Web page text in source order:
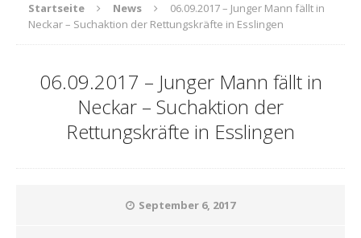
Startseite News
06.09.2017 – Junger Mann fällt in
Neckar – Suchaktion der Rettungskräfte in Esslingen
06.09.2017 – Junger Mann fällt in
Neckar – Suchaktion der
Rettungskräfte in Esslingen
September 6, 2017